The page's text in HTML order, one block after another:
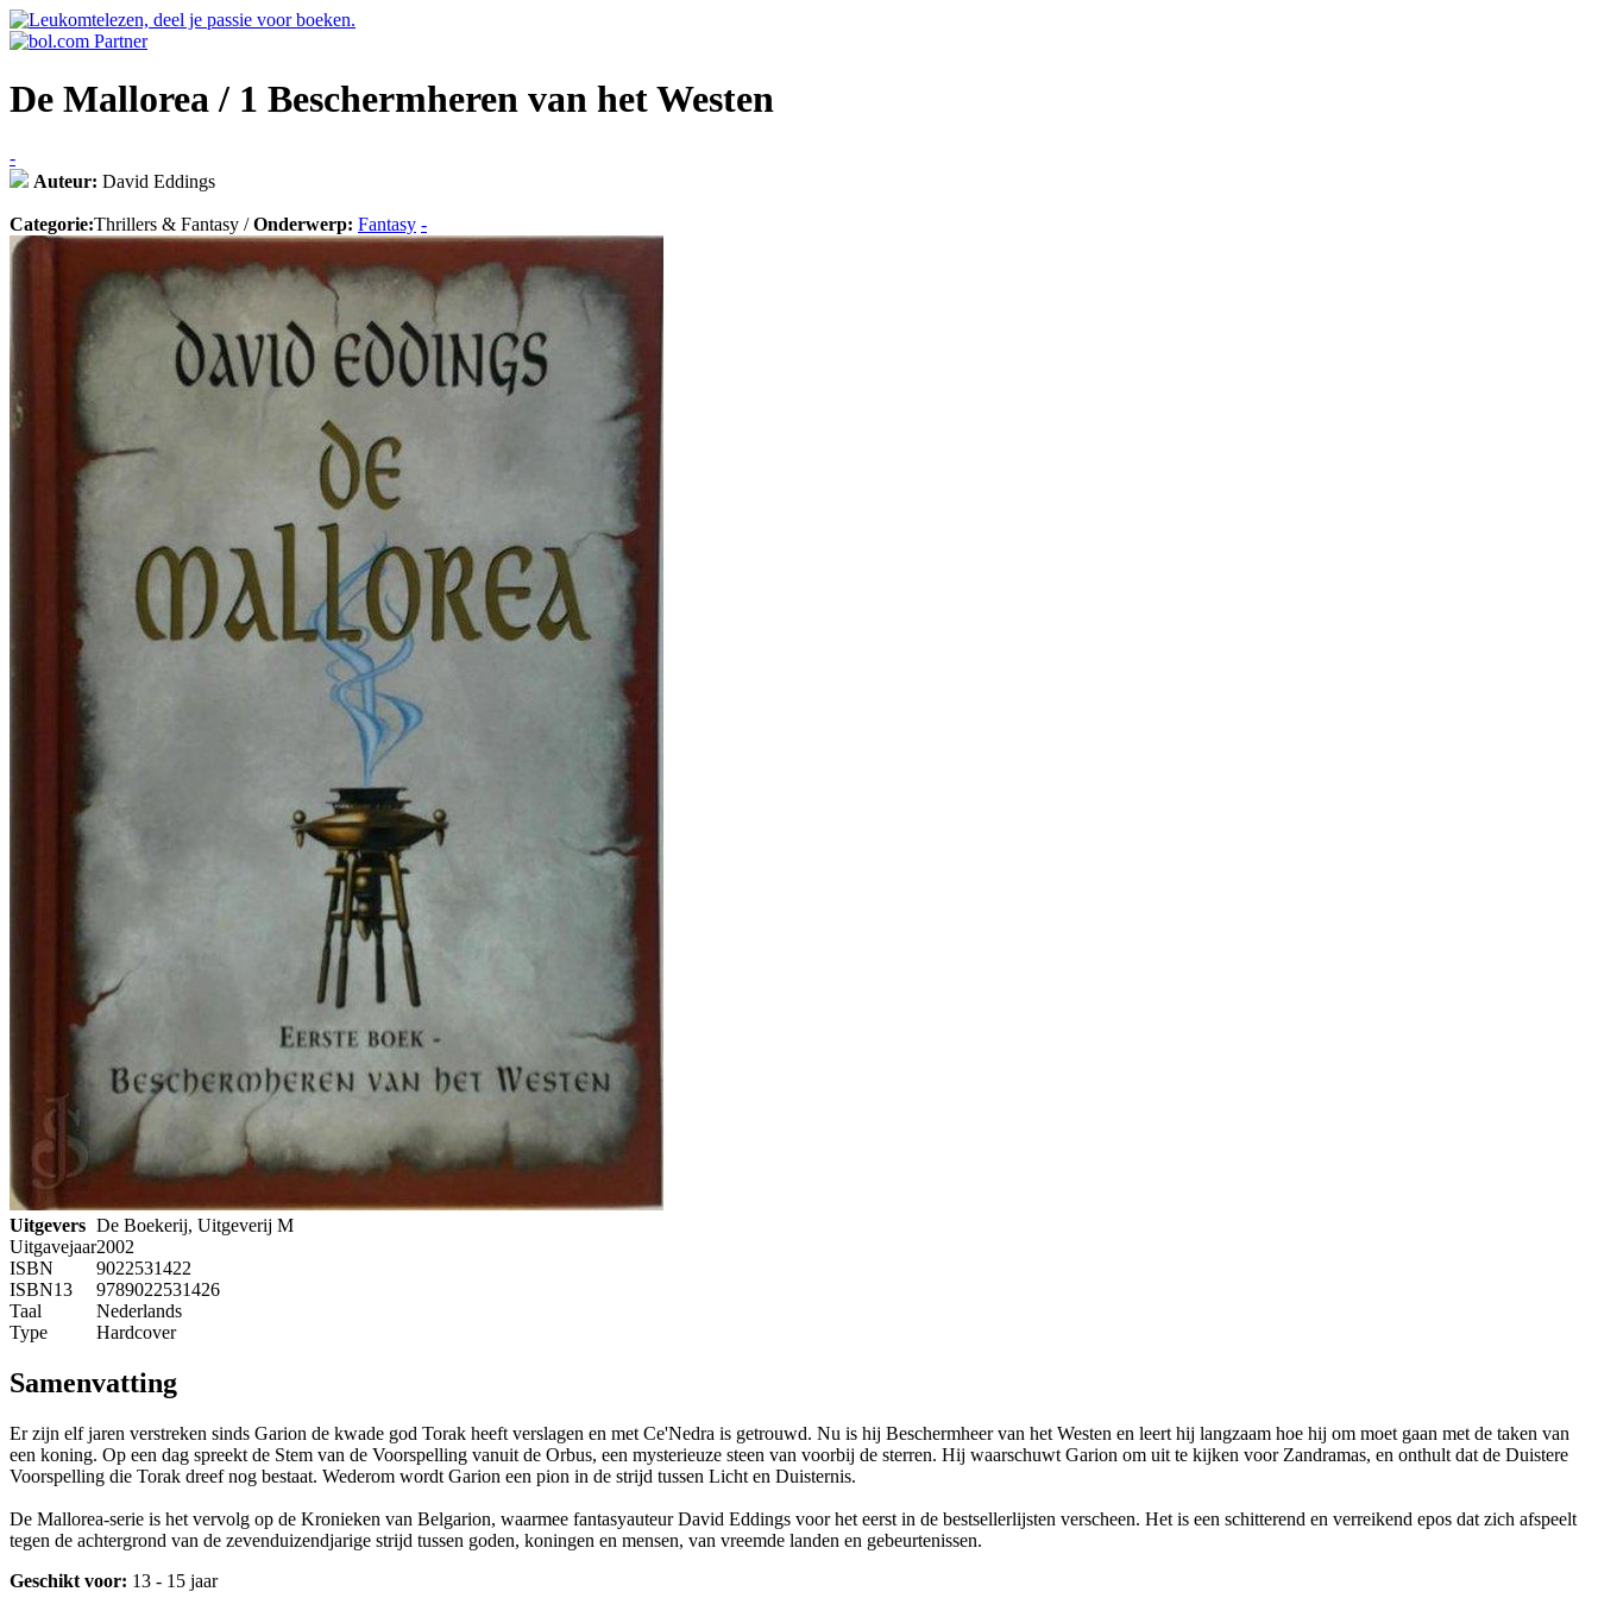
De Mallorea / 1 Beschermheren van het Westen
-
Auteur: David Eddings
Categorie:Thrillers & Fantasy /Onderwerp: Fantasy -
Uitgevers De Boekerij, Uitgeverij M
Uitgavejaar2002
ISBN
9022531422
ISBN13
9789022531426
Taal
Nederlands
Type
Hardcover
Samenvatting
Er zijn elf jaren verstreken sinds Garion de kwade god Torak heeft verslagen en met Ce'Nedra is getrouwd. Nu is hij Beschermheer van het Westen en leert hij langzaam hoe hij om moet gaan met de taken van
een koning. Op een dag spreekt de Stem van de Voorspelling vanuit de Orbus, een mysterieuze steen van voorbij de sterren. Hij waarschuwt Garion om uit te kijken voor Zandramas, en onthult dat de Duistere
Voorspelling die Torak dreef nog bestaat. Wederom wordt Garion een pion in de strijd tussen Licht en Duisternis.
De Mallorea-serie is het vervolg op de Kronieken van Belgarion, waarmee fantasyauteur David Eddings voor het eerst in de bestsellerlijsten verscheen. Het is een schitterend en verreikend epos dat zich afspeelt
tegen de achtergrond van de zevenduizendjarige strijd tussen goden, koningen en mensen, van vreemde landen en gebeurtenissen.
Geschikt voor: 13 - 15 jaar